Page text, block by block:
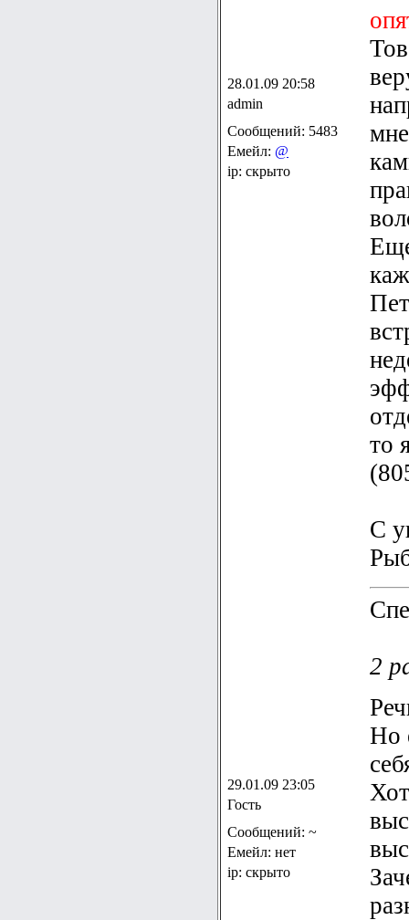
28.01.09 20:58
admin
Сообщений: 5483
Емейл: @
ip: скрыто
то
С
2
29.01.09 23:05
Гость
Сообщений: ~
Емейл: нет
ip: скрыто
Но